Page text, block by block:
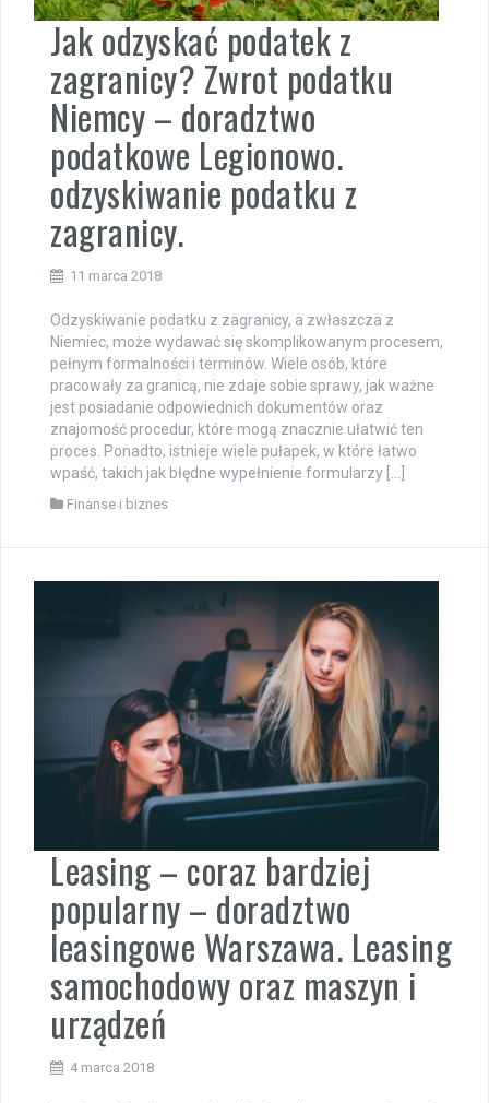
Jak odzyskać podatek z
zagranicy? Zwrot podatku
Niemcy – doradztwo
podatkowe Legionowo.
odzyskiwanie podatku z
zagranicy.
11 marca 2018
Odzyskiwanie podatku z zagranicy, a zwłaszcza z
Niemiec, może wydawać się skomplikowanym procesem,
pełnym formalności i terminów. Wiele osób, które
pracowały za granicą, nie zdaje sobie sprawy, jak ważne
jest posiadanie odpowiednich dokumentów oraz
znajomość procedur, które mogą znacznie ułatwić ten
proces. Ponadto, istnieje wiele pułapek, w które łatwo
wpaść, takich jak błędne wypełnienie formularzy […]
Finanse i biznes
Leasing – coraz bardziej
popularny – doradztwo
leasingowe Warszawa. Leasing
samochodowy oraz maszyn i
urządzeń
4 marca 2018